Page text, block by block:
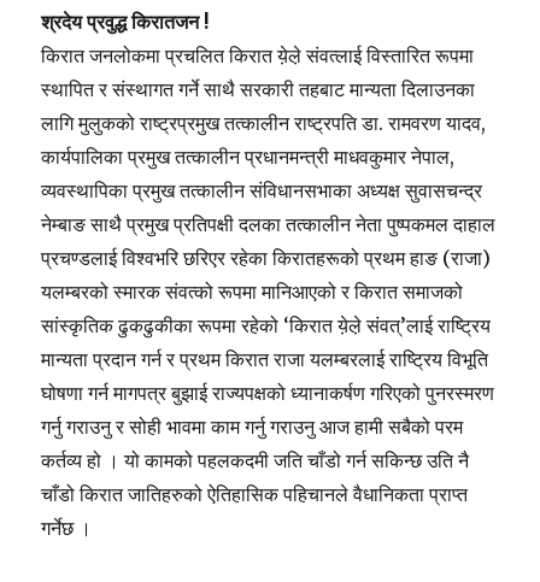
श्रदेय प्रवुद्ध किरातजन !
किरात जनलोकमा प्रचलित किरात ये़ले़ संवत्लाई विस्तारित रूपमा
स्थापित र संस्थागत गर्ने साथै सरकारी तहबाट मान्यता दिलाउनका
लागि मुलुकको राष्ट्रप्रमुख तत्कालीन राष्ट्रपति डा. रामवरण यादव,
कार्यपालिका प्रमुख तत्कालीन प्रधानमन्त्री माधवकुमार नेपाल,
व्यवस्थापिका प्रमुख तत्कालीन संविधानसभाका अध्यक्ष सुवासचन्द्र
नेम्बाङ साथै प्रमुख प्रतिपक्षी दलका तत्कालीन नेता पुष्पकमल दाहाल
प्रचण्डलाई विश्वभरि छरिएर रहेका किरातहरूको प्रथम हाङ (राजा)
यलम्बरको स्मारक संवत्को रूपमा मानिआएको र किरात समाजको
सांस्कृतिक ढुकढुकीका रूपमा रहेको ‘किरात ये़ले़ संवत्’लाई राष्ट्रिय
मान्यता प्रदान गर्न र प्रथम किरात राजा यलम्बरलाई राष्ट्रिय विभूति
घोषणा गर्न मागपत्र बुझाई राज्यपक्षको ध्यानाकर्षण गरिएको पुनरस्मरण
गर्नु गराउनु र सोही भावमा काम गर्नु गराउनु आज हामी सबैको परम
कर्तव्य हो । यो कामको पहलकदमी जति चाँडो गर्न सकिन्छ उति नै
चाँडो किरात जातिहरुको ऐतिहासिक पहिचानले वैधानिकता प्राप्त
गर्नेछ ।